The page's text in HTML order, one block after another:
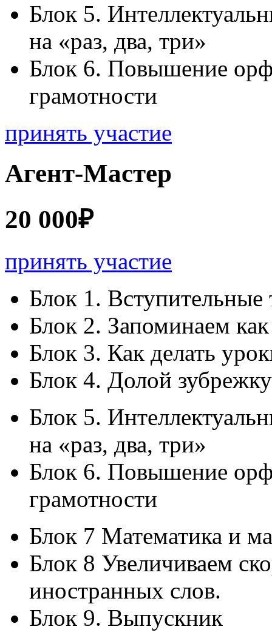
Блок 5.
на «раз, два, три»
Блок 6. Повышение
грамотности
принять участие
Агент-Мастер
20 000₽
принять участие
Блок 1. Вступительные
Блок 2. Запоминаем
Блок 3. Как делать
Блок 4. Долой
Блок 5.
на «раз, два, три»
Блок 6. Повышение
грамотности
Блок 7 Математика и
Блок 8 Увеличиваем
иностранных слов.
Блок 9. Выпускник